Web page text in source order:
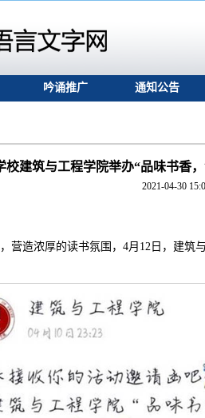
吟诵推广 通知公告
校建筑与工程学院举办“品味书香
2021-04-30
营造浓厚的读书氛围，4月12日，建